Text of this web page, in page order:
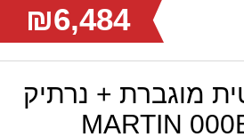
₪6,484
מוגברת + נרתיק
MARTIN